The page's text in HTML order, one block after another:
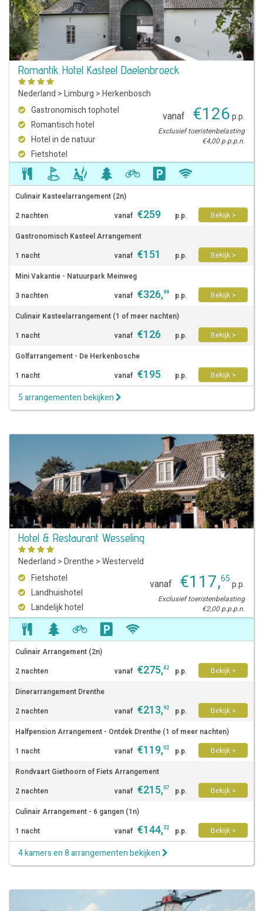
Romantik Hotel Kasteel Daelenbroeck
Nederland >Limburg >Herkenbosch
Gastronomisch tophotel
Romantisch hotel
Hotel in de natuur
Fietshotel
vanaf €126p.p.
Exclusief toeristenbelasting
€4,00 p.p.p.n.
Culinair Kasteelarrangement (2n)
2 nachten
vanaf €259 p.p.
Bekijk >
Gastronomisch Kasteel Arrangement
1 nacht
vanaf €151 p.p.
Bekijk >
Mini Vakantie - Natuurpark Meinweg
3 nachten
vanaf €326,99 p.p.
Bekijk >
Culinair Kasteelarrangement (1 of meer nachten)
1 nacht
vanaf €126 p.p.
Bekijk >
Golfarrangement - De Herkenbosche
1 nacht
vanaf €195 p.p. Bekijk >
5 arrangementen bekijken
Hotel & Restaurant Wesseling
Nederland >Drenthe >Westerveld
Fietshotel
Landhuishotel
Landelijk hotel
vanaf €117,65p.p.
Exclusief toeristenbelasting
€2,00 p.p.p.n.
Culinair Arrangement (2n)
2 nachten
vanaf €275,42 p.p.
Bekijk >
Dinerarrangement Drenthe
2 nachten
vanaf €213,92 p.p.
Bekijk >
Halfpension Arrangement - Ontdek Drenthe (1 of meer nachten)
1 nacht
vanaf €119,02 p.p.
Bekijk >
Rondvaart Giethoorn of Fiets Arrangement
2 nachten
vanaf €215,07 p.p.
Bekijk >
Culinair Arrangement - 6 gangen (1n)
1 nacht
vanaf €144,32 p.p. Bekijk >
4 kamers en 8 arrangementen bekijken